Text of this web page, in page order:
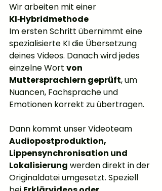
Wir arbeiten mit einer
KI‑Hybridmethode
Im ersten Schritt übernimmt eine
spezialisierte KI die Übersetzung
deines Videos. Danach wird jedes
einzelne Wort von
Muttersprachlern geprüft, um
Nuancen, Fachsprache und
Emotionen korrekt zu übertragen.
Dann kommt unser Videoteam
Audiopostproduktion,
Lippensynchronisation und
Lokalisierung werden direkt in der
Originaldatei umgesetzt. Speziell